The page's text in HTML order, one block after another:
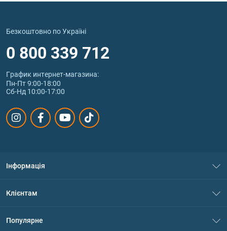
Безкоштовно по Україні
0 800 339 712
График интернет‑магазина:
Пн-Пт 9:00-18:00
Сб-Нд 10:00-17:00
Інформація
Політика конфіденційності
Клієнтам
Популярне